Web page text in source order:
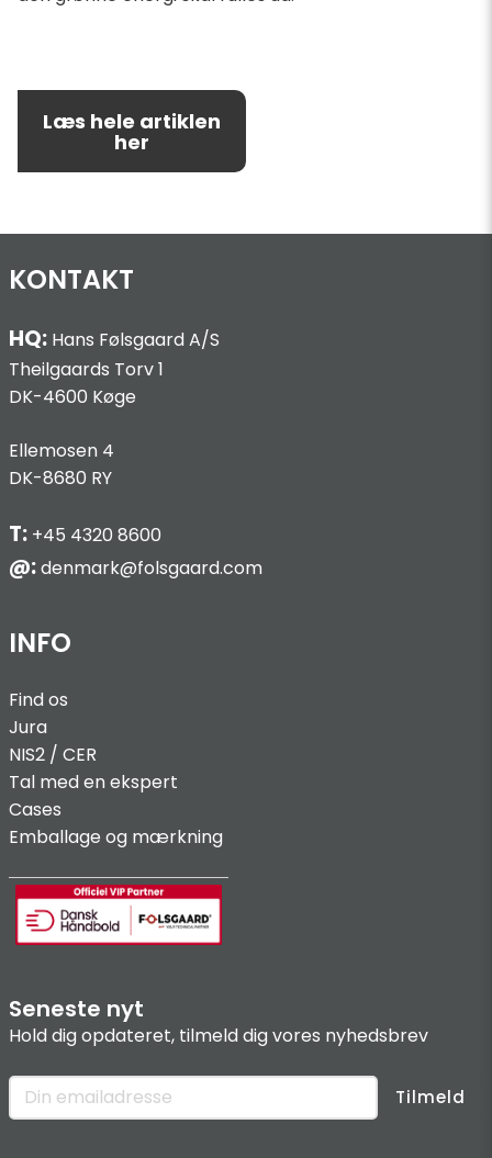
Læs hele artiklen
her
KONTAKT
HQ: Hans Følsgaard A/S
Theilgaards Torv 1
DK-4600 Køge
Ellemosen 4
DK-8680 RY
T: +45 4320 8600
@:denmark@folsgaard.com
INFO
Find os
Jura
NIS2 / CER
Tal med en ekspert
Cases
Emballage og mærkning
Seneste nyt
Hold dig opdateret, tilmeld dig vores nyhedsbrev
Tilmeld